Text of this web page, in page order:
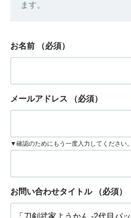
ます。
お名前 （必須）
メールアドレス （必須）
▼確認のためにもう一度入力してください。
お問い合わせタイトル （必須）